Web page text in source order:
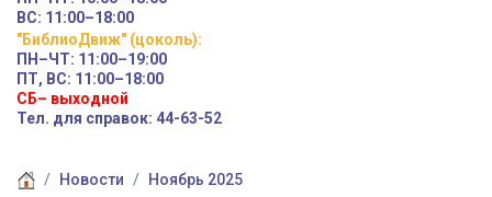
ВС: 11:00–18:00
"БиблиоДвиж" (цоколь):
ПН–ЧТ: 11:00–19:00
ПТ, ВС: 11:00–18:00
СБ– выходной
Тел. для справок: 44-63-52
Новости Ноябрь 2025